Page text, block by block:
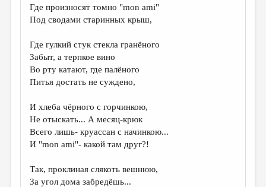
КОНКУРСЫ
КНИЖНАЯ ПОЛКА
ОБЗОР ЛИТЕРАТУРЫ
ОБЪЯВЛЕНИЯ
КОЛОНКА РЕДАКТОРА
ОТ РЕДАКЦИИ
Где произносят томно "mon ami"
Под сводами старинных крыш,
Где гулкий стук стекла гранёного
Забыт, а терпкое вино
Во рту катают, где палёного
Питья достать не суждено,
И хлеба чёрного с горчинкою,
Не отыскать... А месяц-крюк
Всего лишь- круассан с начинкою...
И "mon ami"- какой там друг?!
Так, проклиная слякоть вешнюю,
За угол дома забредёшь...